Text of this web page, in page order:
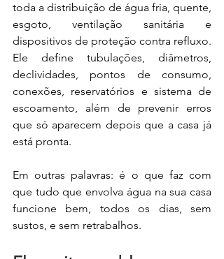
toda a distribuição de água fria, quente,
esgoto, ventilação sanitária e
dispositivos de proteção contra refluxo.
Ele define tubulações, diâmetros,
declividades, pontos de consumo,
conexões, reservatórios e sistema de
escoamento, além de prevenir erros
que só aparecem depois que a casa já
está pronta.
Em outras palavras: é o que faz com
que tudo que envolva água na sua casa
funcione bem, todos os dias, sem
sustos, e sem retrabalhos.